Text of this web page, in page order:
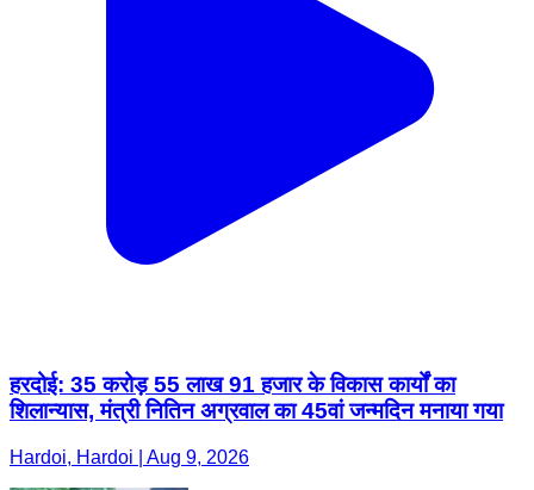
हरदोई: 35 करोड़ 55 लाख 91 हजार के विकास कार्यों का
शिलान्यास, मंत्री नितिन अग्रवाल का 45वां जन्मदिन मनाया गया
Hardoi, Hardoi | Aug 9, 2026